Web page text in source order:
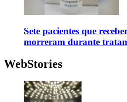
Sete pacientes que
morreram durante
WebStories